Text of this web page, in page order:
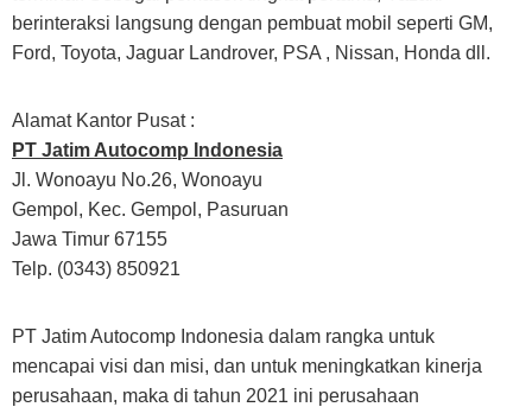
berinteraksi langsung dengan pembuat mobil seperti GM,
Ford, Toyota, Jaguar Landrover, PSA , Nissan, Honda dll.
Alamat Kantor Pusat :
PT Jatim Autocomp Indonesia
Jl. Wonoayu No.26, Wonoayu
Gempol, Kec. Gempol, Pasuruan
Jawa Timur 67155
Telp. (0343) 850921
PT Jatim Autocomp Indonesia dalam rangka untuk
mencapai visi dan misi, dan untuk meningkatkan kinerja
perusahaan, maka di tahun 2021 ini perusahaan